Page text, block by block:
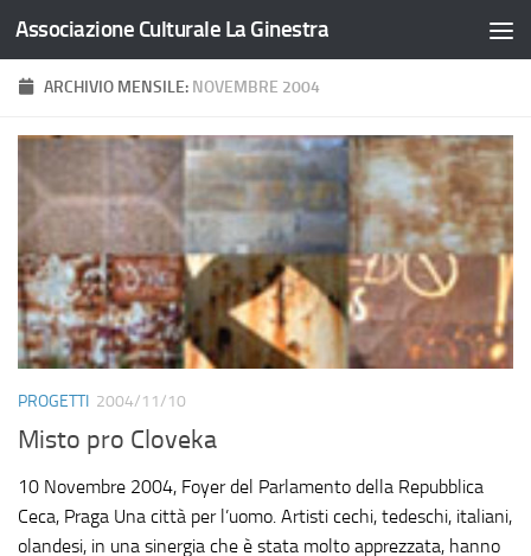
Salta al contenuto
Associazione Culturale La Ginestra
ARCHIVIO MENSILE: NOVEMBRE 2004
PROGETTI 2004/11/10
Misto pro Cloveka
10 Novembre 2004, Foyer del Parlamento della Repubblica
Ceca, Praga Una città per l’uomo. Artisti cechi, tedeschi, italiani,
olandesi, in una sinergia che è stata molto apprezzata, hanno